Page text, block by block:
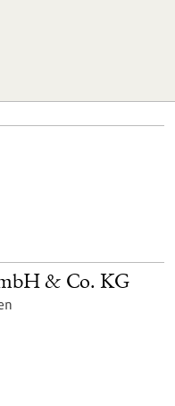
& Co. KG